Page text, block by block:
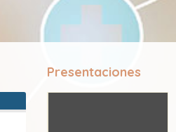
Presentaciones